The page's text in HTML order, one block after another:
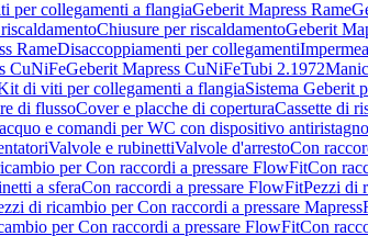
per collegamenti a flangiaGeberit Mapress Rame
Chiusure per riscaldamentoGeberit
RameDisaccoppiamenti per collegamenti
CuNiFeGeberit Mapress CuNiFeTubi 2.1972
di viti per collegamenti a flangiaSistema Geberit
di flussoCover e placche di coperturaCassette di
e comandi per WC con dispositivo antiristagno
Valvole e rubinettiValvole d'arrestoCon
per Con raccordi a pressare FlowFitCon
a sferaCon raccordi a pressare FlowFitPezzi di
di ricambio per Con raccordi a pressare Mapress
per Con raccordi a pressare FlowFitCon